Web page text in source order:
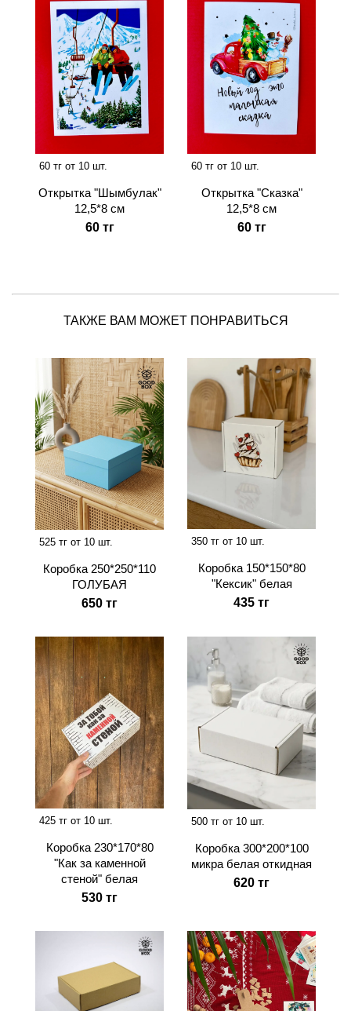
60 тг от 10 шт.
Открытка "Шымбулак"
12,5*8 см
60 тг
60 тг от 10 шт.
Открытка "Сказка"
12,5*8 см
60 тг
ТАКЖЕ ВАМ МОЖЕТ ПОНРАВИТЬСЯ
525 тг от 10 шт.
Коробка 250*250*110
ГОЛУБАЯ
650 тг
350 тг от 10 шт.
Коробка 150*150*80
"Кексик" белая
435 тг
425 тг от 10 шт.
Коробка 230*170*80
"Как за каменной
стеной" белая
530 тг
500 тг от 10 шт.
Коробка 300*200*100
микра белая откидная
620 тг